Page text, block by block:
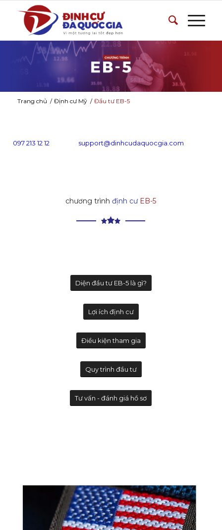
Trang chủ / Định cư Mỹ / Đầu tư EB-5
097 213 12 12 support@dinhcudaquocgia.com
chương trìnhđịnh cư EB-5
Diện đầu tư EB-5 là gì?
Lợi ích định cư
Điều kiện tham gia
Quy trình đầu tư
Tư vấn - đánh giá hồ sơ